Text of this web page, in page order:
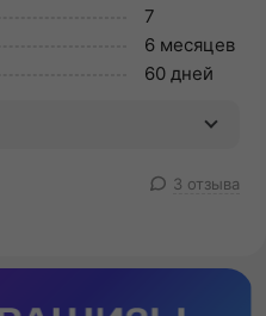
7
6 месяцев
60 дней
3 отзыва